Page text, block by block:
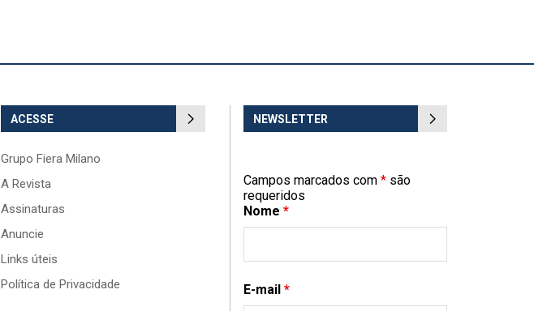
ACESSE
Grupo Fiera Milano
A Revista
Assinaturas
Anuncie
Links úteis
Política de Privacidade
NEWSLETTER
Campos marcados com *são
requeridos
Nome *
E-mail *